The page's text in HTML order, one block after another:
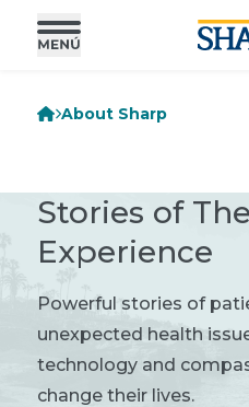
About Sharp
Stories of
Experience
Powerful stories of
unexpected health
technology and
change their lives.